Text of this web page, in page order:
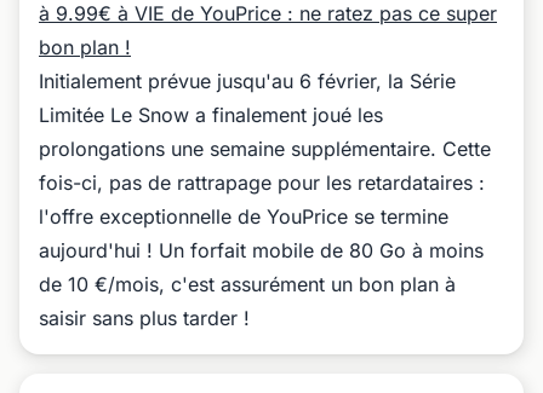
à 9.99€ à VIE de YouPrice : ne ratez pas ce super
bon plan !
Initialement prévue jusqu'au 6 février, la Série
Limitée Le Snow a finalement joué les
prolongations une semaine supplémentaire. Cette
fois-ci, pas de rattrapage pour les retardataires :
l'offre exceptionnelle de YouPrice se termine
aujourd'hui ! Un forfait mobile de 80 Go à moins
de 10 €/mois, c'est assurément un bon plan à
saisir sans plus tarder !